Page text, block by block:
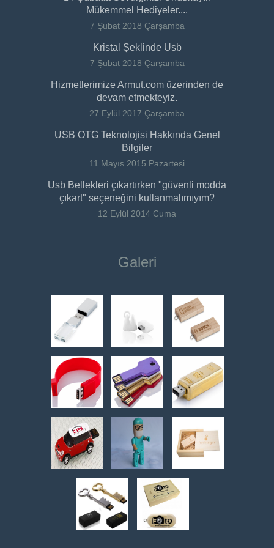
Mükemmel Hediyeler....
7 Şubat 2018 Çarşamba
Kristal Şeklinde Usb
7 Şubat 2018 Çarşamba
Hizmetlerimize Armut.com üzerinden de
devam etmekteyiz.
27 Eylül 2017 Çarşamba
USB OTG Teknolojisi Hakkında Genel
Bilgiler
11 Mayıs 2015 Pazartesi
Usb Bellekleri çıkartırken "güvenli modda
çıkart" seçeneğini kullanmalımıyım?
12 Eylül 2014 Cuma
Galeri